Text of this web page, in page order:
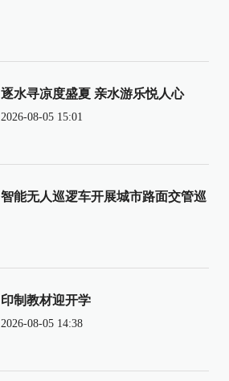
逐水寻凉度盛夏 亲水游乐悦人心
2026-08-05 15:01
智能无人巡逻车开展城市路面交管巡
印制教材迎开学
2026-08-05 14:38